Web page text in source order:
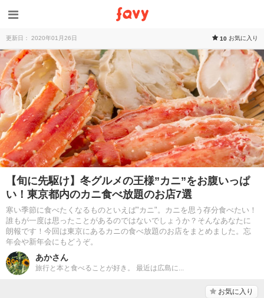
更新日： 2020年01月26日 10 お気に入り
【旬に先駆け】冬グルメの王様”カニ”をお腹いっぱ
い！東京都内のカニ食べ放題のお店7選
寒い季節に食べたくなるものといえば"カニ"。カニを思う存分食べたい！
誰もが一度は思ったことがあるのではないでしょうか？そんなあなたに
朗報です！今回は東京にあるカニの食べ放題のお店をまとめました。忘
年会や新年会にもどうぞ。
あかさん
旅行と本と食べることが好き。 最近は広島に...
お気に入り